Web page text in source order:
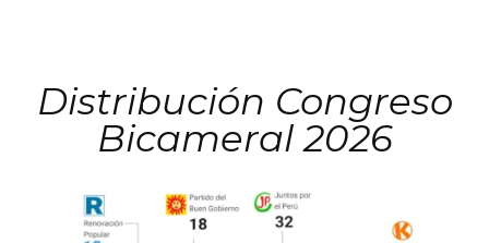
Distribución Congreso
Bicameral 2026